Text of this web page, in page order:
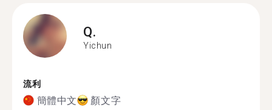
Q.
Yichun
流利
簡體中文 顏文字